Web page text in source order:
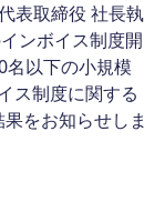
表取締役 社長執
ンボイス制度開
名以下の小規模
ス制度に関する
をお知らせしま